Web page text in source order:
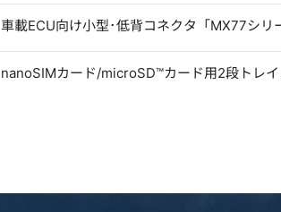
車載ECU向け小型･低背コネクタ「MX77シリ
nanoSIMカード/microSD™カード用2段トレ